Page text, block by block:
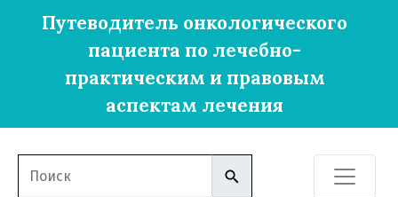
Путеводитель онкологического
пациента по лечебно-
практическим и правовым
аспектам лечения